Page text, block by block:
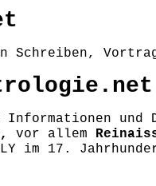
Schreiben,
und
vor allem
im 17.